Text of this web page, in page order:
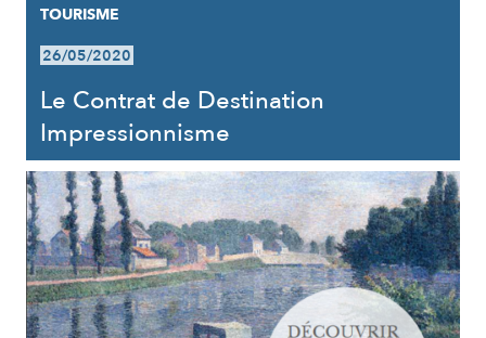
TOURISME
26/05/2020
Le Contrat de Destination
Impressionnisme